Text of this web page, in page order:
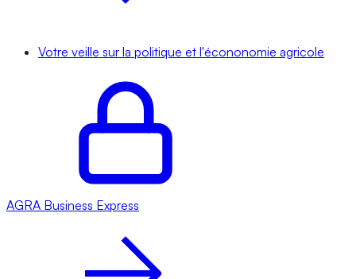
Votre veille sur la politique et l'écononomie agricole
AGRA Business Express